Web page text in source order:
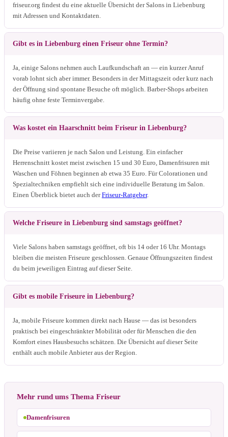
friseur.org findest du eine aktuelle Übersicht der Salons in Liebenburg
mit Adressen und Kontaktdaten.
Gibt es in Liebenburg einen Friseur ohne Termin?
Ja, einige Salons nehmen auch Laufkundschaft an — ein kurzer Anruf
vorab lohnt sich aber immer. Besonders in der Mittagszeit oder kurz nach
der Öffnung sind spontane Besuche oft möglich. Barber-Shops arbeiten
häufig ohne feste Terminvergabe.
Was kostet ein Haarschnitt beim Friseur in Liebenburg?
Die Preise variieren je nach Salon und Leistung. Ein einfacher
Herrenschnitt kostet meist zwischen 15 und 30 Euro, Damenfrisuren mit
Waschen und Föhnen beginnen ab etwa 35 Euro. Für Colorationen und
Spezialtechniken empfiehlt sich eine individuelle Beratung im Salon.
Einen Überblick bietet auch derFriseur-Ratgeber.
Welche Friseure in Liebenburg sind samstags geöffnet?
Viele Salons haben samstags geöffnet, oft bis 14 oder 16 Uhr. Montags
bleiben die meisten Friseure geschlossen. Genaue Öffnungszeiten findest
du beim jeweiligen Eintrag auf dieser Seite.
Gibt es mobile Friseure in Liebenburg?
Ja, mobile Friseure kommen direkt nach Hause — das ist besonders
praktisch bei eingeschränkter Mobilität oder für Menschen die den
Komfort eines Hausbesuchs schätzen. Die Übersicht auf dieser Seite
enthält auch mobile Anbieter aus der Region.
Mehr rund ums Thema Friseur
Damenfrisuren